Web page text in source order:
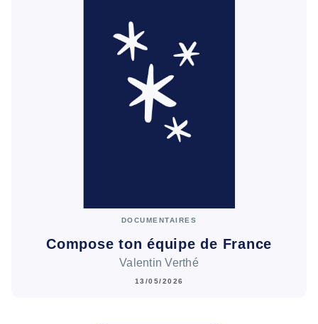
DOCUMENTAIRES
Compose ton équipe de France
Valentin Verthé
13/05/2026